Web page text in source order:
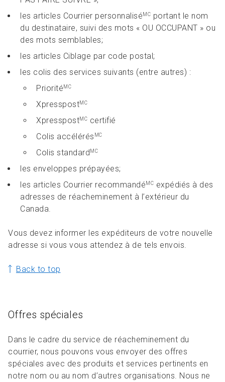
les articles Courrier personnaliséMC portant le nom
du destinataire, suivi des mots « OU OCCUPANT » ou
des mots semblables;
les articles Ciblage par code postal;
les colis des services suivants (entre autres) :
PrioritéMC
XpresspostMC
XpresspostMC certifié
Colis accélérés MC
Colis standard MC
les enveloppes prépayées;
les articles Courrier recommandéMC expédiés à des
adresses de réacheminement à l’extérieur du
Canada.
Vous devez informer les expéditeurs de votre nouvelle
adresse si vous vous attendez à de tels envois.
Back to top
Offres spéciales
Dans le cadre du service de réacheminement du
courrier, nous pouvons vous envoyer des offres
spéciales avec des produits et services pertinents en
notre nom ou au nom d’autres organisations. Nous ne